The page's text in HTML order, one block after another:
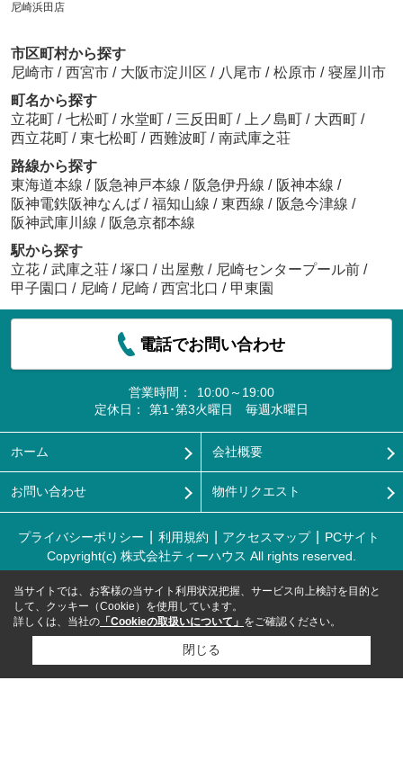
尼崎浜田店
市区町村から探す
尼崎市 / 西宮市 / 大阪市淀川区 / 八尾市 / 松原市 / 寝屋川市
町名から探す
立花町 / 七松町 / 水堂町 / 三反田町 / 上ノ島町 / 大西町 /
西立花町 / 東七松町 / 西難波町 / 南武庫之荘
路線から探す
東海道本線 / 阪急神戸本線 / 阪急伊丹線 / 阪神本線 /
阪神電鉄阪神なんば / 福知山線 / 東西線 / 阪急今津線 /
阪神武庫川線 / 阪急京都本線
駅から探す
立花 / 武庫之荘 / 塚口 / 出屋敷 / 尼崎センタープール前 /
甲子園口 / 尼崎 / 尼崎 / 西宮北口 / 甲東園
電話でお問い合わせ
営業時間：
10:00～19:00
定休日：
第1･第3火曜日 毎週水曜日
ホーム 会社概要
お問い合わせ 物件リクエスト
プライバシーポリシー 利用規約 アクセスマップ
PCサイト
Copyright(c) 株式会社ティーハウス All rights reserved.
当サイトでは、お客様の当サイト利用状況把握、サービス向上検討を目的と
して、クッキー（Cookie）を使用しています。
詳しくは、当社の 「Cookieの取扱いについて」 をご確認ください。
閉じる